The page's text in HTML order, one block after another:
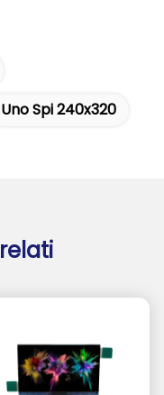
Uno Spi 240x320